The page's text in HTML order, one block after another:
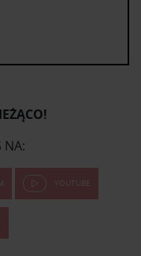
NA:
YOUTUBE